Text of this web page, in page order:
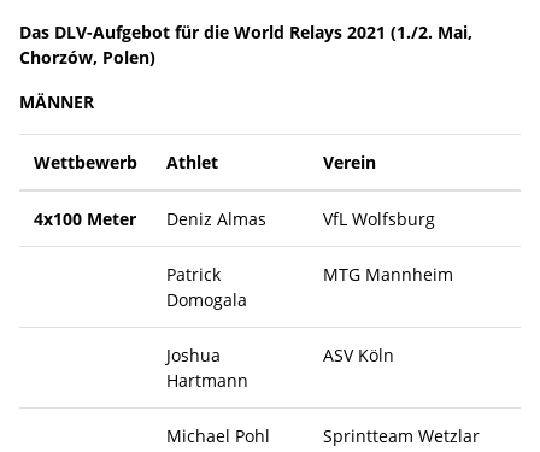
Das DLV-Aufgebot für die World Relays 2021 (1./2. Mai,
Chorzów, Polen)
MÄNNER
Wettbewerb Athlet Verein
4x100 Meter Deniz Almas VfL Wolfsburg
Patrick
Domogala
MTG Mannheim
Joshua
Hartmann
ASV Köln
Michael Pohl Sprintteam Wetzlar